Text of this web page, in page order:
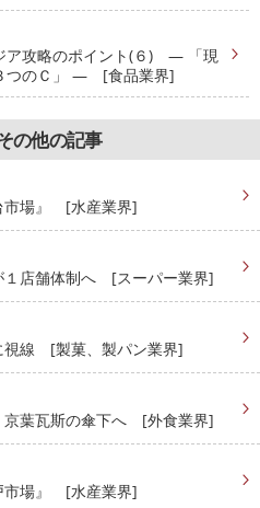
ア攻略のポイント(６) ― 「現
つのＣ」 ― [食品業界]
の他の記事
市場』 [水産業界]
１店舗体制へ [スーパー業界]
視線 [製菓、製パン業界]
京葉瓦斯の傘下へ [外食業界]
市場』 [水産業界]